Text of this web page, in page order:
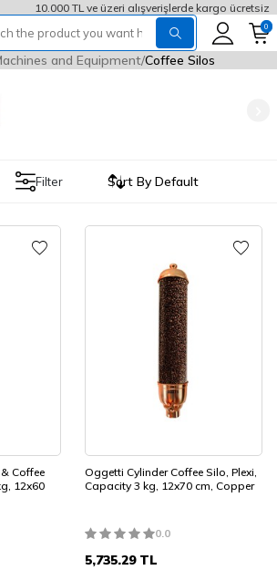
10.000 TL ve üzeri alışverişlerde kargo ücretsiz
0
and Equipment Coffee Silos
Filter
Coffee
12x60
Oggetti Cylinder Coffee Silo, Plexi,
Capacity 3 kg, 12x70 cm, Copper
0.0
5,735.29TL